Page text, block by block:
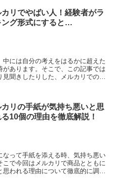
カリでやばい人！経験者がラ
ング形式にすると…
には自分の考えをはるかに超えた
あります。そこで、この記事では
聞きしたりした、メルカリでのや
カリの手紙が気持ち悪いと思
10個の理由を徹底解説！
って手紙を添える時、気持ち悪い
で今回はメルカリで商品とともに
われる理由について徹底的に調べ